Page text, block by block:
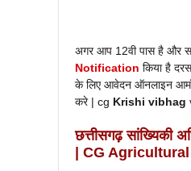
अगर आप 12वी पास है और
Notification किया है
के लिए आवेदन ऑनलाइन
करे | cg Krishi vibhag
छत्तीसगढ़सांख्यिकी
| CG